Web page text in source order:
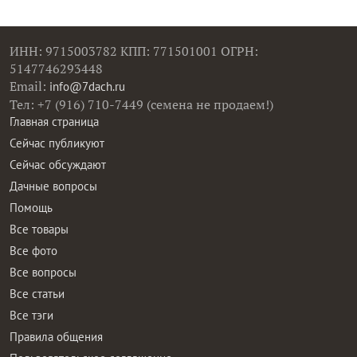
ИНН: 9715003782 КПП: 771501001 ОГРН:
5147746293448
Email: info@7dach.ru
Тел: +7 (916) 710-7449 (семена не продаем!)
Главная страница
Сейчас публикуют
Сейчас обсуждают
Дачные вопросы
Помощь
Все товары
Все фото
Все вопросы
Все статьи
Все тэги
Правила общения